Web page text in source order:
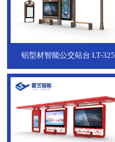
铝型材智能公交站台 LT-325